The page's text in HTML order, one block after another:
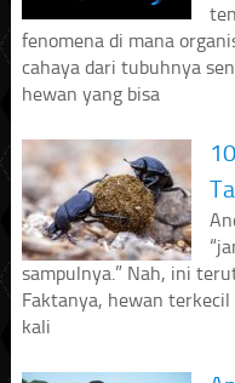
fenomena di mana
cahaya dari tubuhnya
hewan yang bisa
sampulnya.” Nah, ini
Faktanya, hewan
kali